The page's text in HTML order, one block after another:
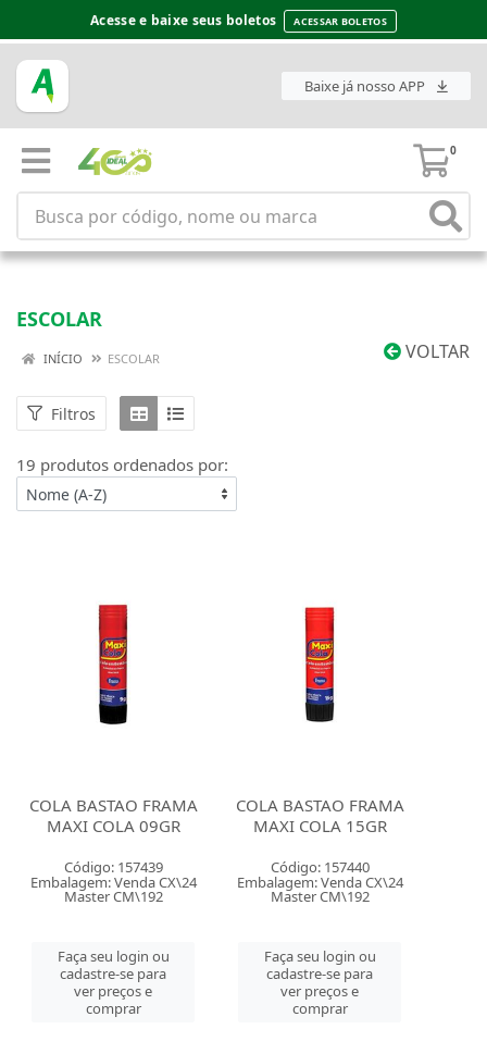
Acesse e baixe seus boletos ACESSAR BOLETOS
Baixe já nosso APP
0
ESCOLAR
VOLTAR
INÍCIO ESCOLAR
Filtros
19 produtos ordenados por:
COLA BASTAO FRAMA
MAXI COLA 09GR
Código: 157439
Embalagem: Venda CX\24
Master CM\192
Faça seu login ou
cadastre-se para
ver preços e
comprar
COLA BASTAO FRAMA
MAXI COLA 15GR
Código: 157440
Embalagem: Venda CX\24
Master CM\192
Faça seu login ou
cadastre-se para
ver preços e
comprar